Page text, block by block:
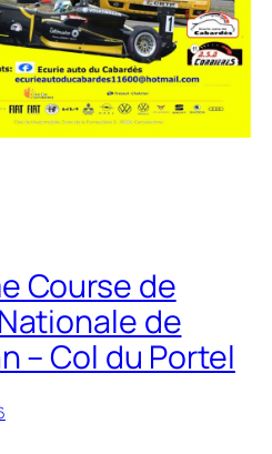
Course de
de
– Col du Portel